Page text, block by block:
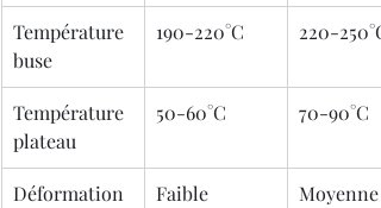
Température
buse
190-220°C 220-250°C
Température
plateau
50-60°C 70-90°C
Déformation
Faible Moyenne